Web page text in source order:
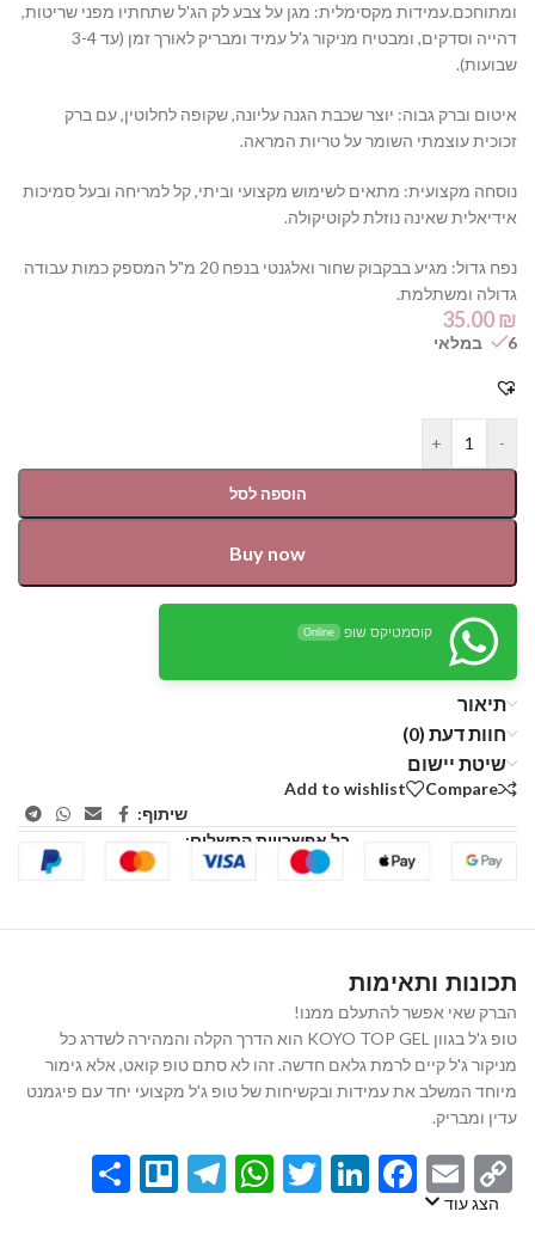
ומתוחכם.עמידות מקסימלית: מגן על צבע לק הג'ל שתחתיו מפני שריטות,
דהייה וסדקים, ומבטיח מניקור ג'ל עמיד ומבריק לאורך זמן (עד 3-4
שבועות).
איטום וברק גבוה: יוצר שכבת הגנה עליונה, שקופה לחלוטין, עם ברק
זכוכית עוצמתי השומר על טריות המראה.
נוסחה מקצועית: מתאים לשימוש מקצועי וביתי, קל למריחה ובעל סמיכות
אידיאלית שאינה נוזלת לקוטיקולה.
נפח גדול: מגיע בבקבוק שחור ואלגנטי בנפח 20 מ"ל המספק כמות עבודה
גדולה ומשתלמת.
35.00₪
6 במלאי
-
+
הוספה לסל
Buy now
קוסמטיקס שופ Online
תיאור
חוות דעת (0)
שיטת יישום
Compare
Add to wishlist
שיתוף:
כל אפשרויות התשלום:
תכונות ותאימות
הברק שאי אפשר להתעלם ממנו!
טופ ג'ל בגוון KOYO TOP GEL הוא הדרך הקלה והמהירה לשדרג כל
מניקור ג'ל קיים לרמת גלאם חדשה. זהו לא סתם טופ קואט, אלא גימור
מיוחד המשלב את עמידות ובקשיחות של טופ ג'ל מקצועי יחד עם פיגמנט
עדין ומבריק.
Copy
Link
Email
Facebook
LinkedIn
Twitter
WhatsApp
Telegram
Trello
הצג עוד